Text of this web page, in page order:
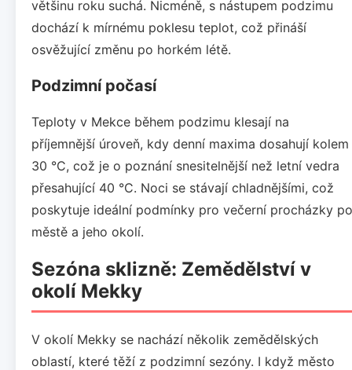
většinu roku suchá. Nicméně, s nástupem podzimu
dochází k mírnému poklesu teplot, což přináší
osvěžující změnu po horkém létě.
Podzimní počasí
Teploty v Mekce během podzimu klesají na
příjemnější úroveň, kdy denní maxima dosahují kolem
30 °C, což je o poznání snesitelnější než letní vedra
přesahující 40 °C. Noci se stávají chladnějšími, což
poskytuje ideální podmínky pro večerní procházky po
městě a jeho okolí.
Sezóna sklizně: Zemědělství v
okolí Mekky
V okolí Mekky se nachází několik zemědělských
oblastí, které těží z podzimní sezóny. I když město